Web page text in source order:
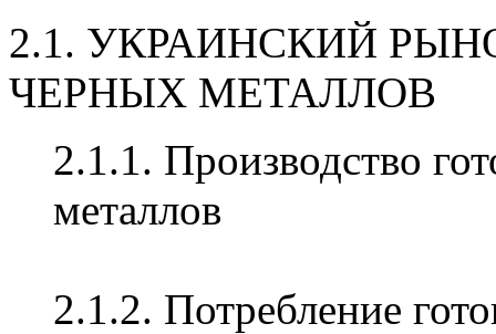
2.1. УКРАИНСКИЙ
ЧЕРНЫХ МЕТАЛЛОВ
2.1.1. Производство
металлов
2.1.2. Потребление